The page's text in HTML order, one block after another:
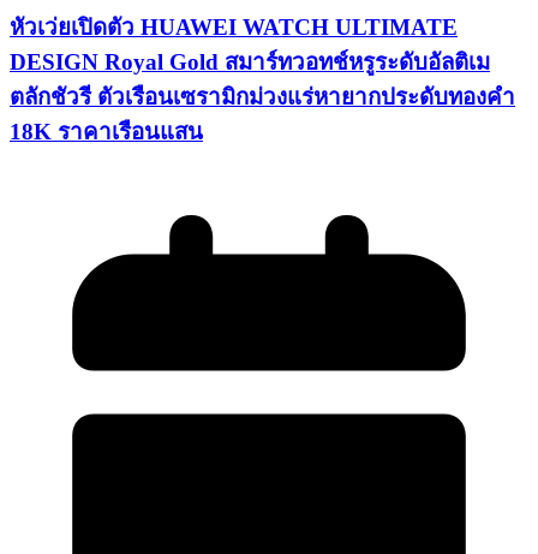
หัวเว่ยเปิดตัว HUAWEI WATCH ULTIMATE
DESIGN Royal Gold สมาร์ทวอทช์หรูระดับอัลติเม
ตลักชัวรี ตัวเรือนเซรามิกม่วงแร่หายากประดับทองคำ
18K ราคาเรือนแสน